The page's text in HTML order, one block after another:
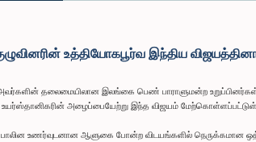
உத்தியோகபூர்வ இந்திய
தலைமையிலான இலங்கை பெண் பாராளுமன்ற உறுப்பினர்கள்
அழைப்பையேற்று இந்த விஜயம்
பாலின உணர்வுடனான ஆளுகை போன்ற விடயங்களில்